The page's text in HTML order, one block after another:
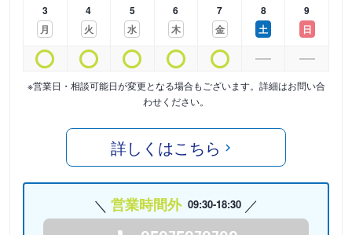
3
月
4
火
5
水
6
木
7
金
8
土
9
日
※営業日・相談可能日が変更となる場合もございます。詳細はお問い合
わせください。
詳しくはこちら
営業時間外 09:30-18:30